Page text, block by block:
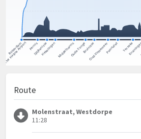
Route
Molenstraat, Westdorpe
11:28